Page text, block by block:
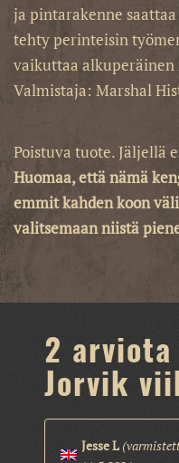
ja pintarakenne
tehty perinteisin
vaikuttaa alkuperäinen
Valmistaja: Marshal
Poistuva tuote. Jäljellä
Huomaa, että nämä
emmit kahden koon
valitsemaan niistä
2
Jorvik
Jesse L